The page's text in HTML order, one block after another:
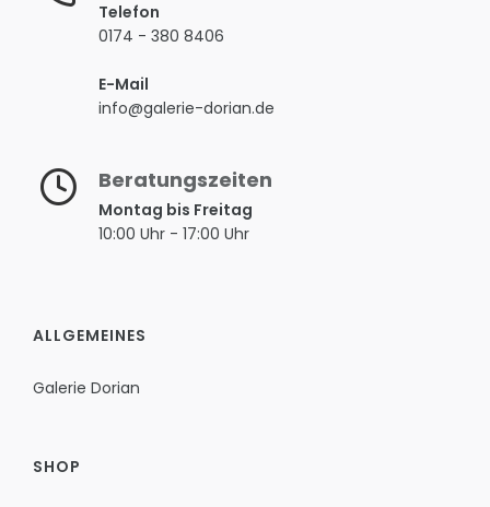
Telefon
0174 - 380 8406
E-Mail
info@galerie-dorian.de
Beratungszeiten
Montag bis Freitag
10:00 Uhr - 17:00 Uhr
ALLGEMEINES
Galerie Dorian
SHOP